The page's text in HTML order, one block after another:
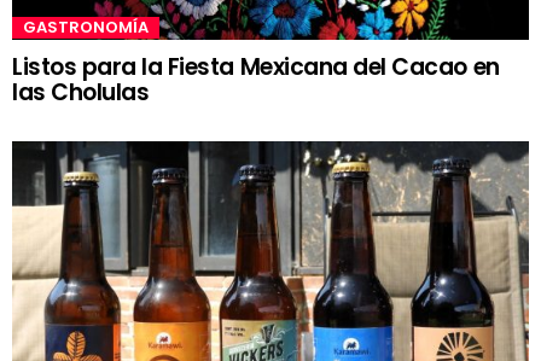
GASTRONOMÍA
Listos para la Fiesta Mexicana del Cacao en
las Cholulas